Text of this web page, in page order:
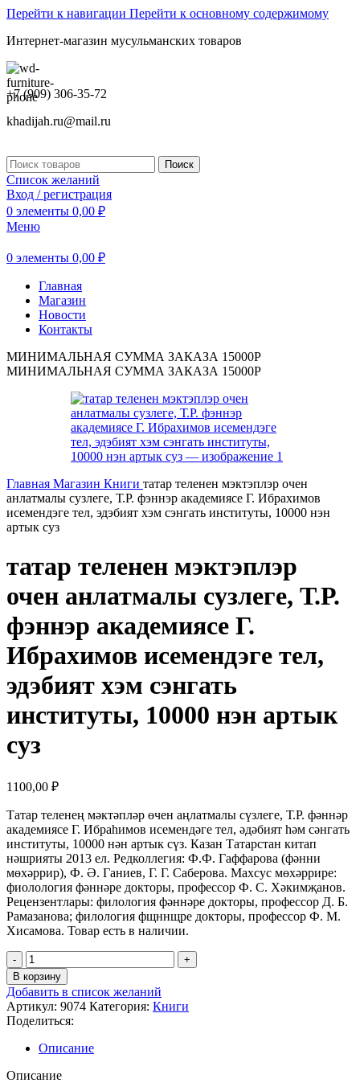
Перейти к навигации Перейти к основному содержимому
Интернет-магазин мусульманских товаров
+7 (909) 306-35-72
khadijah.ru@mail.ru
Поиск
Список желаний
Вход / регистрация
0 элементы 0,00 ₽
Меню
0 элементы 0,00 ₽
Главная
Магазин
Новости
Контакты
МИНИМАЛЬНАЯ СУММА ЗАКАЗА 15000Р
МИНИМАЛЬНАЯ СУММА ЗАКАЗА 15000Р
Главная Магазин Книги татар теленен мэктэплэр очен
анлатмалы сузлеге, Т.Р. фэннэр академиясе Г. Ибрахимов
исемендэге тел, эдэбият хэм сэнгать институты, 10000 нэн
артык суз
татар теленен мэктэплэр
очен анлатмалы сузлеге, Т.Р.
фэннэр академиясе Г.
Ибрахимов исемендэге тел,
эдэбият хэм сэнгать
институты, 10000 нэн артык
суз
1100,00 ₽
Татар теленең мәктәпләр өчен аңлатмалы сүзлеге, Т.Р. фәннәр
академиясе Г. Ибраһимов исемендәге тел, әдәбият һәм сәнгать
институты, 10000 нән артык сүз. Казан Татарстан китап
нәшрияты 2013 ел. Редколлегия: Ф.Ф. Гаффарова (фәнни
мөхәррир), Ф. Ә. Ганиев, Г. Г. Саберова. Махсус мөхәррире:
фиолология фәннәре докторы, профессор Ф. С. Хәкимҗанов.
Рецензентлары: филология фәннәре докторы, профессор Д. Б.
Рамазанова; филология фщннщре докторы, профессор Ф. М.
Хисамова. Товар есть в наличии.
Количество
товара
татар
теленен
мэктэплэр
очен
анлатмалы
сузлеге,
Т.Р.
В корзину
Добавить в список желаний
Артикул: 9074 Категория: Книги
Поделиться:
Описание
Описание